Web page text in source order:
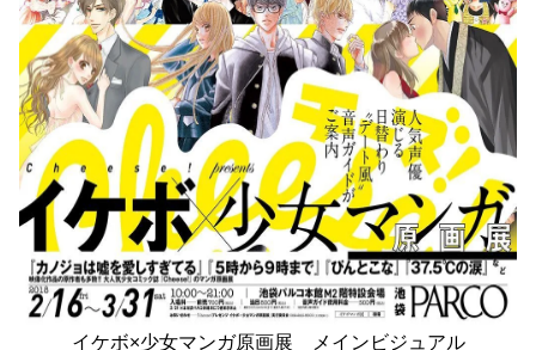
イケボ×少女マンガ原画展 メインビジュアル